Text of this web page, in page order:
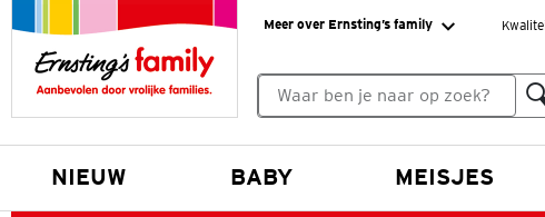
Meer over Ernsting’s family
NIEUW BABY MEISJES